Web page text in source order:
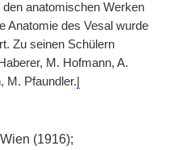
anatomischen Werken
Anatomie des Vesal wurde
Zu seinen Schülern
M. Hofmann, A.
M. Pfaundler.
Wien (1916);